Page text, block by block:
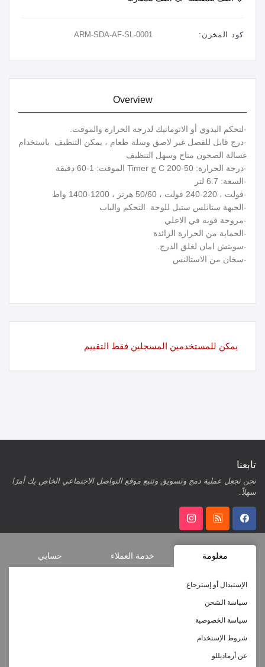
كود المخزن: ARM-SDA-AF-SL-0001
Overview
-لتحكم اليدوي أو الاتوماتيك لدرجة الحرارة والموقت.
-درج قابل للفصل غير لاصق وسلة طعام ، يمكن التنظيف باستخدام
غسالة الصحون متاح وسهل التنظيف
-درجة الحرارة: 50-200 C ج Timer الموقت: 1-60 دقيقة
-السعة: 6.7 لتر
-فولت ، 220-240 فولت ، 50/60 هرتز ، 1200-1400 واط
-الجبهة ستانلس ستيل للوحة التحكم والباب
-مروحة قويه في الاعلي
-الحماية من الحرارة الزائدة
-سويتش امان لغلق الدرج.
-سخان من الاستالنس
يمكن للمستخدمين المسجلين فقط التقييم
تابعنا
نحن نجعل عملية دمج وتسويق وتتبع موقع التواصل الاجتماعي الخاص بك أمرًا
سهلاً.
معلومة خدمة العملاء حسابي
الإستبدال أو إسترجاع
سياسة الشحن
سياسة الخصوصية
شروط الإستخدام
عن أرماديللو